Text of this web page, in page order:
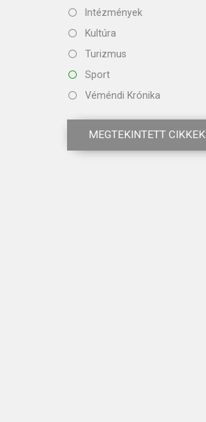
Intézmények
Kultúra
Turizmus
Sport
Véméndi Krónika
MEGTEKINTETT CIKKEK